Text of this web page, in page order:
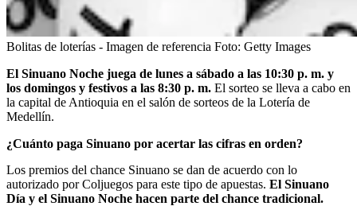
Bolitas de loterías - Imagen de referencia Foto: Getty Images
El Sinuano Noche juega de lunes a sábado a las 10:30 p. m. y
los domingos y festivos a las 8:30 p. m. El sorteo se lleva a cabo en
la capital de Antioquia en el salón de sorteos de la Lotería de
Medellín.
¿Cuánto paga Sinuano por acertar las cifras en orden?
Los premios del chance Sinuano se dan de acuerdo con lo
autorizado por Coljuegos para este tipo de apuestas. El Sinuano
Día y el Sinuano Noche hacen parte del chance tradicional.